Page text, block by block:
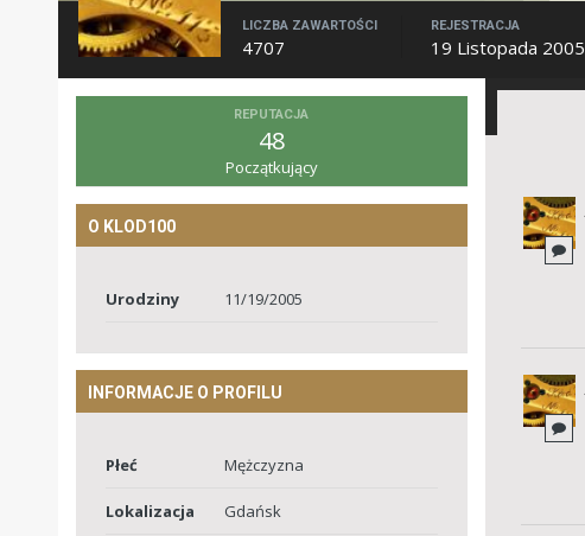
LICZBA ZAWARTOŚCI
4707
REJESTRACJA
19 Listopada 2005
REPUTACJA
48
Początkujący
O KLOD100
Urodziny 11/19/2005
INFORMACJE O PROFILU
Płeć Mężczyzna
Lokalizacja Gdańsk